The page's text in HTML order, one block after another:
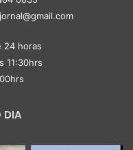
24 horas
11:30hrs
DIA